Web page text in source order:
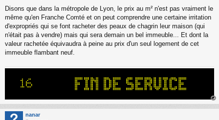
e
s
s
a
g
e
n
n
Disons que dans la métropole de Lyon, le prix au m² n'est pas vraiment le
même qu'en Franche Comté et on peut comprendre une certaine irritation
d'expropriés qui se font racheter des peaux de chagrin leur maison (qui
n'était pas à vendre) mais qui sera demain un bel immeuble... Et dont la
valeur rachetée équivaudra à peine au prix d'un seul logement de cet
immeuble flambant neuf.
au
nanar